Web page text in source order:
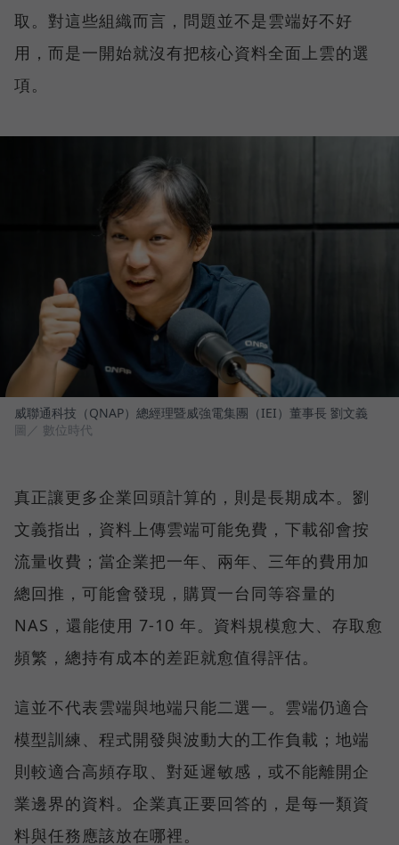
取。對這些組織而言，問題並不是雲端好不好
用，而是一開始就沒有把核心資料全面上雲的選
項。
威聯通科技（QNAP）總經理暨威強電集團（IEI）董事長 劉文義
圖／ 數位時代
真正讓更多企業回頭計算的，則是長期成本。劉
文義指出，資料上傳雲端可能免費，下載卻會按
流量收費；當企業把一年、兩年、三年的費用加
總回推，可能會發現，購買一台同等容量的
NAS，還能使用 7-10 年。資料規模愈大、存取愈
頻繁，總持有成本的差距就愈值得評估。
這並不代表雲端與地端只能二選一。雲端仍適合
模型訓練、程式開發與波動大的工作負載；地端
則較適合高頻存取、對延遲敏感，或不能離開企
業邊界的資料。企業真正要回答的，是每一類資
料與任務應該放在哪裡。